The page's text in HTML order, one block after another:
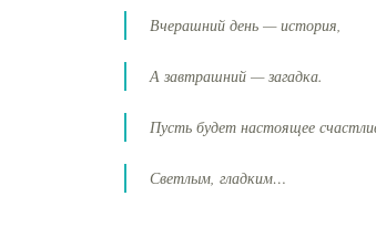
Вчерашний день — история,
А завтрашний — загадка.
Пусть будет настоящее
Светлым, гладким…